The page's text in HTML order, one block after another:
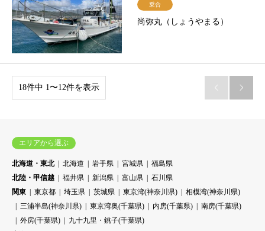
乗合
尚弥丸（しょうやまる）
18件中 1〜12件を表示  
エリアから選ぶ
北海道・東北 北海道 岩手県 宮城県
福島県
北陸・甲信越
福井県 新潟県 富山県
石川県
関東
東京都 埼玉県 茨城県 東京湾(神奈川県)
相模湾(神奈川県)
三浦半島(神奈川県)
東京湾奥(千葉県) 内房(千葉県)
南房(千葉県)
外房(千葉県)
九十九里・銚子(千葉県)